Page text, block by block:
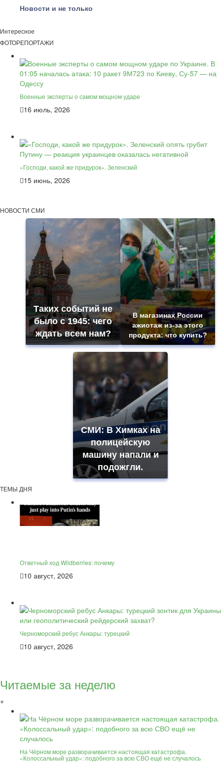
Новости и не только
Интересное
ФОТОРЕПОРТАЖИ
Военные эксперты о самом мощном ударе
16 июль, 2026
«Господи, какой же придурок». Зеленский
15 июнь, 2026
НОВОСТИ СМИ
Таких событий не
было с 1945: чего
ждать всем нам?
В магазинах России
ажиотаж из-за этого
продукта: что купить?
СМИ: В Химках на
полицейскую
машину напали и
подожгли.
ТЕМЫ ДНЯ
Ответный ход Wildberries: почему
10 август, 2026
Черноморский ребус Анкары: турецкий
10 август, 2026
Читаемые за неделю
+
На Чёрном море разворачивается настоящая катастрофа.
«Колоссальный удар»: подобного за всю СВО ещё не случалось